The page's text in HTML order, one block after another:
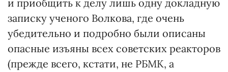
и приобщить к делу лишь одну докладную
записку ученого Волкова, где очень
убедительно и подробно были описаны
опасные изъяны всех советских реакторов
(прежде всего, кстати, не РБМК, а